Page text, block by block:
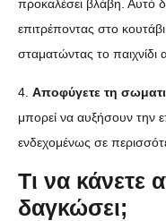
προκαλέσει βλάβη. Αυτό
επιτρέποντας στο
σταματώντας το παιχνίδι
4. Αποφύγετε τη
μπορεί να αυξήσουν την
ενδεχομένως σε
Τι να κάνετε
δαγκώσει;